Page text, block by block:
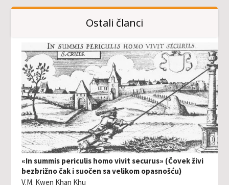
Ostali članci
«In summis periculis homo vivit securus» (Čovek živi
bezbrižno čak i suočen sa velikom opasnošću)
V.M. Kwen Khan Khu